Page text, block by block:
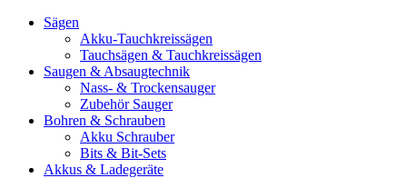
Sägen
Akku-Tauchkreissägen
Tauchsägen & Tauchkreissägen
Saugen & Absaugtechnik
Nass- & Trockensauger
Zubehör Sauger
Bohren & Schrauben
Akku Schrauber
Bits & Bit-Sets
Akkus & Ladegeräte